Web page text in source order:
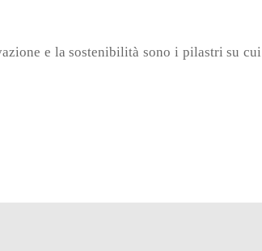
e la sostenibilità sono i pilastri su cui